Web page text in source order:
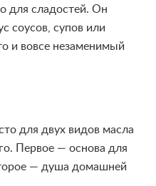
для сладостей. Он
соусов, супов или
и вовсе незаменимый
для двух видов масла
Первое — основа для
— душа домашней